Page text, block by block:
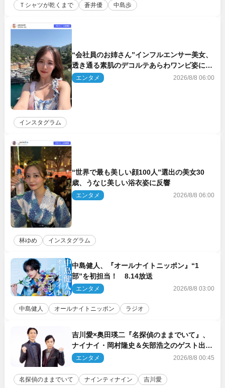
Ｔシャツが乾くまで 蒼井優 中島歩
“会社員のお姉さん”インフルエンサー美女、
透き通る素肌のデコルテあらわワンピ姿に反
響エンタメ 2026/8/8 06:00
インスタグラム
“世界で最も美しい顔100人”選出の美女30
歳、うなじ美しい浴衣姿に反響
エンタメ 2026/8/8 06:00
林ゆめ インスタグラム
中島健人、『オールナイトニッポン』“1
部”を初担当！ 8.14放送
エンタメ 2026/8/8 03:00
中島健人 オールナイトニッポン ラジオ
吉川愛×奥田瑛二『名探偵のままでいて』、
ナイナイ・岡村隆史＆矢部浩之のゲスト出演
が決定！
エンタメ 2026/8/8 00:45
名探偵のままでいて ナインティナイン 吉川愛